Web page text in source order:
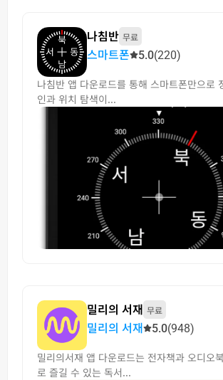
나침반 무료
스마트폰 5.0(220)
나침반 앱 다운로드를 통해 스마트폰만으로
인과 위치 탐색이...
밀리의 서재 무료
밀리의 서재 5.0(948)
밀리의서재 앱 다운로드는 전자책과 오디오
로 즐길 수 있는 독서...